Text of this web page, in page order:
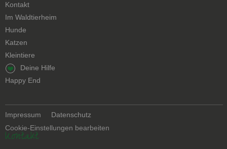
Kontakt
Navigation
überspringen
Im Waldtierheim
Hunde
Katzen
Kleintiere
Navigation
überspringen
Deine Hilfe
Happy End
Navigation
überspringen
Impressum
Datenschutz
Cookie-Einstellungen bearbeiten
Kontakt